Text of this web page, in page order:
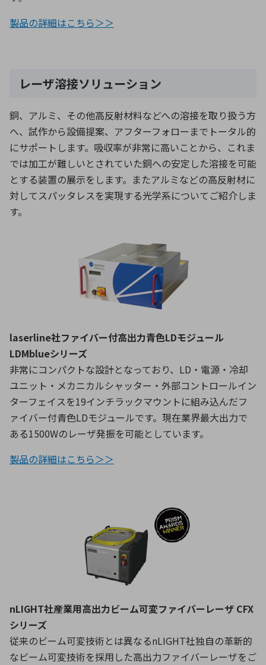
製品の詳細はこちら＞＞
レーザ溶接ソリューション
銅、アルミ、その他高反射材料などへの溶接を取り扱う方
へ、試作から設備提案、アフターフォローまでトータル的
にサポートします。吸収率が非常に高いことから、これま
では加工が難しいとされていた銅への安定した溶接を可能
とする装置の展示をします。またアルミなどの高反射材に
対してスパッタレスを実現する光学系についてご紹介しま
す。
laserline社ファイバー付高出力青色LDモジュール
LDMblueシリーズ
非常にコンパクトな設計となっており、LD・電源・冷却
ユニット・メカニカルシャッター・外部コントロールイン
ターフェイスを19インチラックマウントに組み込んだフ
ァイバー付青色LDモジュールです。現在業界最大出力で
ある1500Wのレーザ発振を可能としています。
製品の詳細はこちら＞＞
nLIGHT社産業用高出力ビーム可変ファイバーレーザ CFX
シリーズ
従来のビーム可変技術とは異なるnLIGHT社独自の革新的
なビーム可変技術を採用した高出力ファイバーレーザをご